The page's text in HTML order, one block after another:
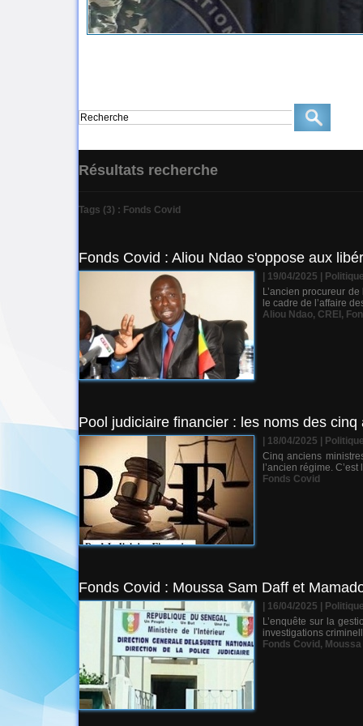
Résultats recherche
Tags (3) : Fonds Covid
Fonds Covid : Aliou Ndao s'oppose aux
| 19/04/2025
Politique
L’ancien procureur
le cadre de l’affaire
Aliou Ndao, CREI ,
Pool judiciaire financier : les noms des
| 18/04/2025
Politique
Cinq anciens
l’ancien régime.
Fonds Covid
Fonds Covid : Moussa Sam Daff et
| 16/04/2025
Politique
L’enquête sur la
investigations
Fonds Covid ,